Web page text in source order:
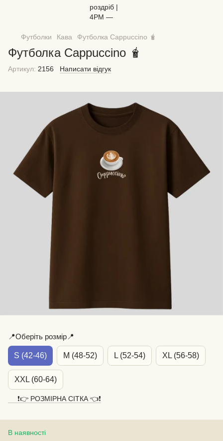
Футболки Кава Футболка Cappuccino 🧋
Футболка Cappuccino 🧋
Артикул: 2156 Написати відгук
📍Оберіть розмір📍
S (42-46) M (48-52) L (52-54) XL (56-58)
XXL (60-64)
❗️👉 РОЗМІРНА СІТКА 👈❗️
В наявності